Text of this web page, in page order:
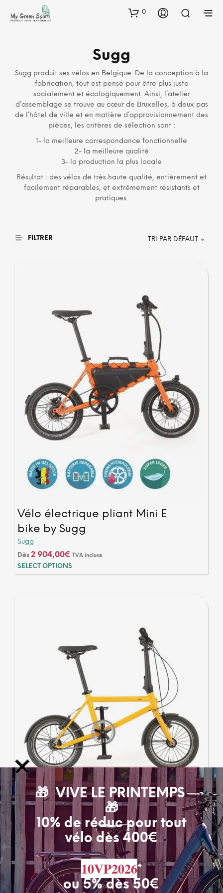
0
Sugg
Sugg produit ses vélos en Belgique. De la conception à la
fabrication, tout est pensé pour être plus juste
socialement et écologiquement. Ainsi, l’atelier
d’assemblage se trouve au cœur de Bruxelles, à deux pas
de l’hôtel de ville et en matière d’approvisionnement des
pièces, les critères de sélection sont :
1- la meilleure correspondance fonctionnelle
2- la meilleure qualité
3- la production la plus locale
Résultat : des vélos de très haute qualité, entièrement et
facilement réparables, et extrêmement résistants et
pratiques.
FILTRER TRI PAR DÉFAUT
Vélo électrique pliant Mini E
bike by Sugg
Sugg
Dès 2 904,00€ TVA incluse
SELECT OPTIONS
Vélo pliant Mini bike by Sugg
Sugg
1 499,00€ TVA incluse
SELECT OPTIONS
🎁 VIVE LE PRINTEMPS
🎁
10% de réduc pour tout
vélo dès 400€
10VP2026*
ou 5% dès 50€